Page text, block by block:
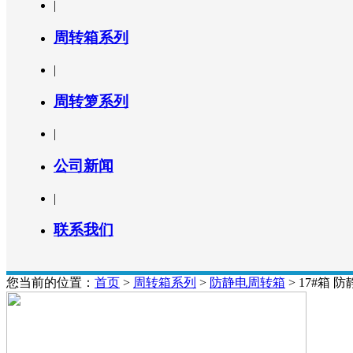
|
周转箱系列
|
周转箩系列
|
公司新闻
|
联系我们
您当前的位置： 首页 > 周转箱系列 > 防静电周转箱 > 17#箱 防